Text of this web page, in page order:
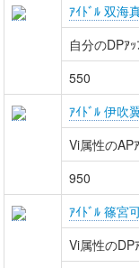
ｱｲﾄﾞﾙ 双海
自分のDPｱ
550
ｱｲﾄﾞﾙ 伊吹
Vi属性のAP
950
ｱｲﾄﾞﾙ 篠宮
Vi属性のDP